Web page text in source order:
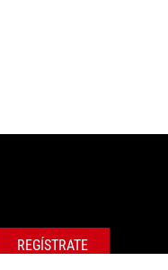
REGÍSTRATE